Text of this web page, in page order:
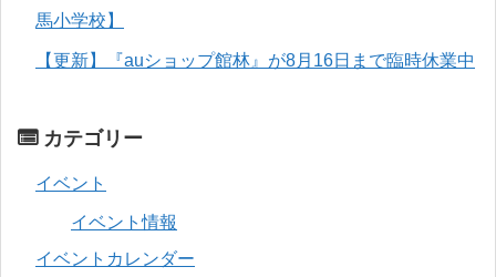
馬小学校】
【更新】『auショップ館林』が8月16日まで臨時休業中
カテゴリー
イベント
イベント情報
イベントカレンダー